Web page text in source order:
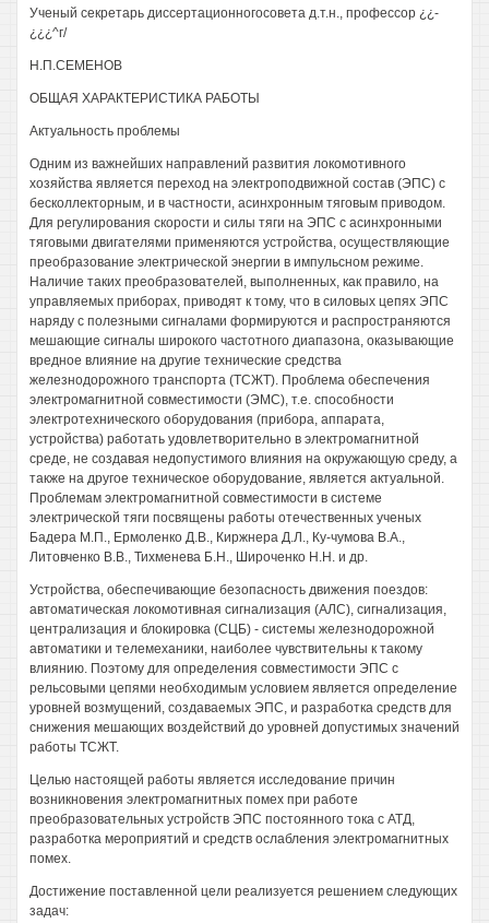
Ученый секретарь диссертационногосовета д.т.н., профессор ¿¿-
¿¿¿^г/
Н.П.СЕМЕНОВ
ОБЩАЯ ХАРАКТЕРИСТИКА РАБОТЫ
Актуальность проблемы
Одним из важнейших направлений развития локомотивного
хозяйства является переход на электроподвижной состав (ЭПС) с
бесколлекторным, и в частности, асинхронным тяговым приводом.
Для регулирования скорости и силы тяги на ЭПС с асинхронными
тяговыми двигателями применяются устройства, осуществляющие
преобразование электрической энергии в импульсном режиме.
Наличие таких преобразователей, выполненных, как правило, на
управляемых приборах, приводят к тому, что в силовых цепях ЭПС
наряду с полезными сигналами формируются и распространяются
мешающие сигналы широкого частотного диапазона, оказывающие
вредное влияние на другие технические средства
железнодорожного транспорта (ТСЖТ). Проблема обеспечения
электромагнитной совместимости (ЭМС), т.е. способности
электротехнического оборудования (прибора, аппарата,
устройства) работать удовлетворительно в электромагнитной
среде, не создавая недопустимого влияния на окружающую среду, а
также на другое техническое оборудование, является актуальной.
Проблемам электромагнитной совместимости в системе
электрической тяги посвящены работы отечественных ученых
Бадера М.П., Ермоленко Д.В., Киржнера Д.Л., Ку-чумова В.А.,
Литовченко В.В., Тихменева Б.Н., Широченко Н.Н. и др.
Устройства, обеспечивающие безопасность движения поездов:
автоматическая локомотивная сигнализация (АЛС), сигнализация,
централизация и блокировка (СЦБ) - системы железнодорожной
автоматики и телемеханики, наиболее чувствительны к такому
влиянию. Поэтому для определения совместимости ЭПС с
рельсовыми цепями необходимым условием является определение
уровней возмущений, создаваемых ЭПС, и разработка средств для
снижения мешающих воздействий до уровней допустимых значений
работы ТСЖТ.
Целью настоящей работы является исследование причин
возникновения электромагнитных помех при работе
преобразовательных устройств ЭПС постоянного тока с АТД,
разработка мероприятий и средств ослабления электромагнитных
помех.
Достижение поставленной цели реализуется решением следующих
задач: